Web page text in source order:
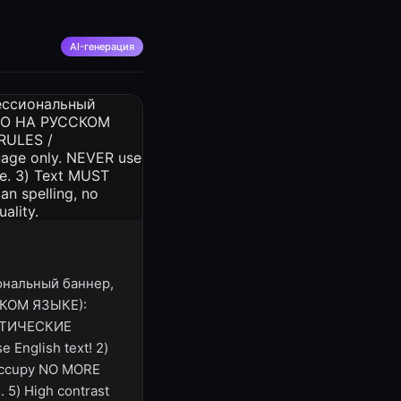
AI-генерация
баннер,
ЯЗЫКЕ):
English text! 2)
NO MORE
5) High contrast